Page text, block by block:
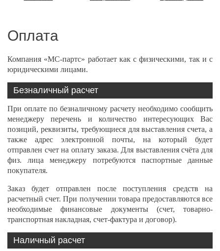
Оплата
Компания «МС-партс» работает как с физическими, так и с
юридическими лицами.
Безналичный расчет
При оплате по безналичному расчету необходимо сообщить
менеджеру перечень и количество интересующих Вас
позиций, реквизиты, требующиеся для выставления счета, а
также адрес электронной почты, на который будет
отправлен счет на оплату заказа. Для выставления счёта для
физ. лица менеджеру потребуются паспортные данные
покупателя.
Заказ будет отправлен после поступления средств на
расчетный счет. При получении товара предоставляются все
необходимые финансовые документы (счет, товарно-
транспортная накладная, счет-фактура и договор).
Наличный расчет